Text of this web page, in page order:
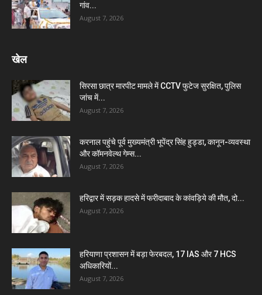
गांव...
August 7, 2026
खेल
सिरसा छात्र मारपीट मामले में CCTV फुटेज सुरक्षित, पुलिस
जांच में...
August 7, 2026
करनाल पहुंचे पूर्व मुख्यमंत्री भूपेंद्र सिंह हुड्डा, कानून-व्यवस्था
और कॉमनवेल्थ गेम्स...
August 7, 2026
हरिद्वार में सड़क हादसे में फरीदाबाद के कांवड़िये की मौत, दो...
August 7, 2026
हरियाणा प्रशासन में बड़ा फेरबदल, 17 IAS और 7 HCS
अधिकारियों...
August 7, 2026